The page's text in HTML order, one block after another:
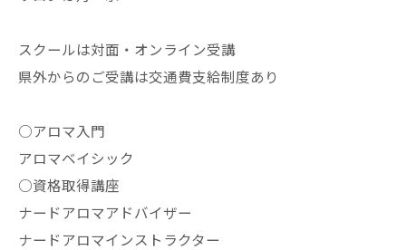
スクールは対面・オンライン受講
県外からのご受講は交通費支給制度あり
○アロマ入門
アロマベイシック
○資格取得講座
ナードアロマアドバイザー
ナードアロマインストラクター